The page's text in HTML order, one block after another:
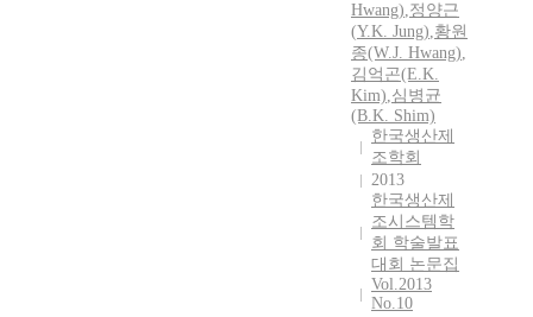
Hwang),정양근
(Y.K. Jung),황원
종(W.J. Hwang),
김억곤(E.K.
Kim),심병균
(B.K. Shim)
한국생산제
조학회
2013
한국생산제
조시스템학
회 학술발표
대회 논문집
Vol.2013
No.10